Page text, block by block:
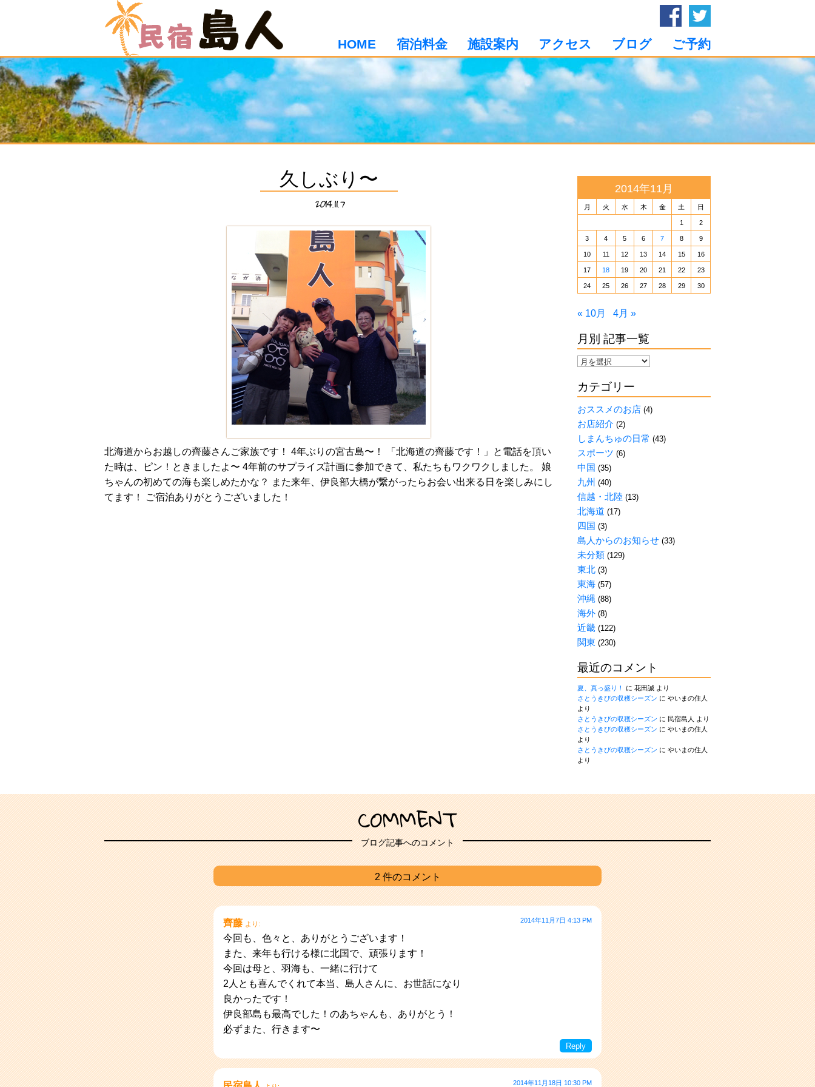
HOME 宿泊料金 施設案内 アクセス ブログ ご予約
久しぶり〜
2014.11.7
北海道からお越しの齊藤さんご家族です！ 4年ぶりの宮古島〜！ 「北海道の齊藤です！」と電話を頂い
た時は、ピン！ときましたよ〜 4年前のサプライズ計画に参加できて、私たちもワクワクしました。 娘
ちゃんの初めての海も楽しめたかな？ また来年、伊良部大橋が繋がったらお会い出来る日を楽しみにし
てます！ ご宿泊ありがとうございました！
2014年11月
月 火 水 木 金 土 日
1 2
3 4 5 6 7 8 9
10 11 12 13 14 15 16
17 18 19 20 21 22 23
24 25 26 27 28 29 30
« 10月 4月 »
月別 記事一覧
月
記
事
一
覧
カテゴリー
おススメのお店 (4)
お店紹介 (2)
しまんちゅの日常 (43)
スポーツ (6)
中国 (35)
九州 (40)
信越・北陸 (13)
北海道 (17)
四国 (3)
島人からのお知らせ (33)
未分類 (129)
東北 (3)
東海 (57)
沖縄 (88)
海外 (8)
近畿 (122)
関東 (230)
最近のコメント
夏、真っ盛り！ に 花田誠 より
さとうきびの収穫シーズン に やいまの住人
より
さとうきびの収穫シーズン に 民宿島人
より
さとうきびの収穫シーズン に やいまの住人
より
さとうきびの収穫シーズン に やいまの住人
より
COMMENT
ブログ記事へのコメント
2 件のコメント
齊藤 より: 2014年11月7日 4:13 PM
今回も、色々と、ありがとうございます！
また、来年も行ける様に北国で、頑張ります！
今回は母と、羽海も、一緒に行けて
2人とも喜んでくれて本当、島人さんに、お世話になり
良かったです！
伊良部島も最高でした！のあちゃんも、ありがとう！
必ずまた、行きます〜
Reply
2014年11月18日 10:30 PM